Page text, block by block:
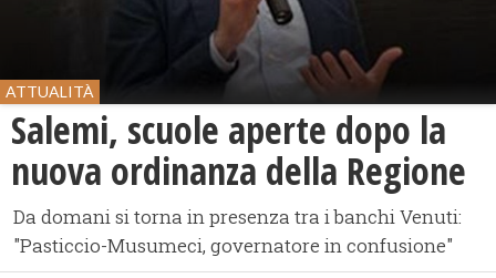
ATTUALITÀ
Salemi, scuole aperte dopo la
nuova ordinanza della Regione
Da domani si torna in presenza tra i banchi Venuti:
"Pasticcio-Musumeci, governatore in confusione"